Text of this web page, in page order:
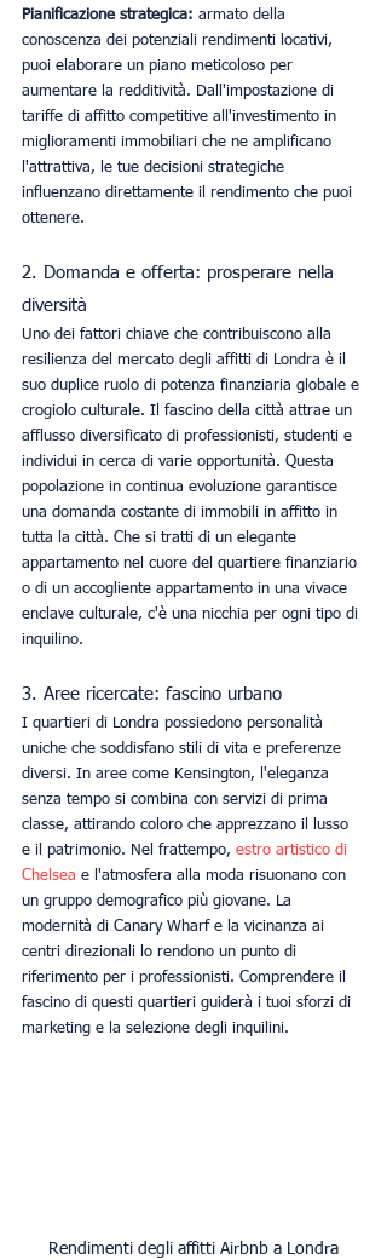
Pianificazione strategica: armato della
conoscenza dei potenziali rendimenti locativi,
puoi elaborare un piano meticoloso per
aumentare la redditività. Dall'impostazione di
tariffe di affitto competitive all'investimento in
miglioramenti immobiliari che ne amplificano
l'attrattiva, le tue decisioni strategiche
influenzano direttamente il rendimento che puoi
ottenere.
2. Domanda e offerta: prosperare nella
diversità
Uno dei fattori chiave che contribuiscono alla
resilienza del mercato degli affitti di Londra è il
suo duplice ruolo di potenza finanziaria globale e
crogiolo culturale. Il fascino della città attrae un
afflusso diversificato di professionisti, studenti e
individui in cerca di varie opportunità. Questa
popolazione in continua evoluzione garantisce
una domanda costante di immobili in affitto in
tutta la città. Che si tratti di un elegante
appartamento nel cuore del quartiere finanziario
o di un accogliente appartamento in una vivace
enclave culturale, c'è una nicchia per ogni tipo di
inquilino.
3. Aree ricercate: fascino urbano
I quartieri di Londra possiedono personalità
uniche che soddisfano stili di vita e preferenze
diversi. In aree come Kensington, l'eleganza
senza tempo si combina con servizi di prima
classe, attirando coloro che apprezzano il lusso
e il patrimonio. Nel frattempo, estro artistico di
Chelsea e l'atmosfera alla moda risuonano con
un gruppo demografico più giovane. La
modernità di Canary Wharf e la vicinanza ai
centri direzionali lo rendono un punto di
riferimento per i professionisti. Comprendere il
fascino di questi quartieri guiderà i tuoi sforzi di
marketing e la selezione degli inquilini.
Rendimenti degli affitti Airbnb a Londra